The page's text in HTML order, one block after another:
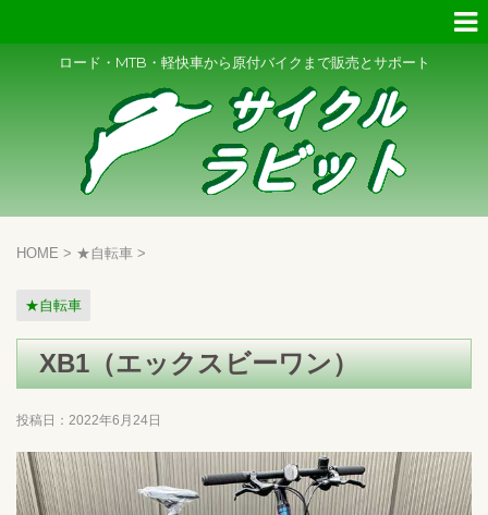
ロード・MTB・軽快車から原付バイクまで販売とサポート
HOME > ★自転車 >
★自転車
XB1（エックスビーワン）
投稿日： 2022年6月24日